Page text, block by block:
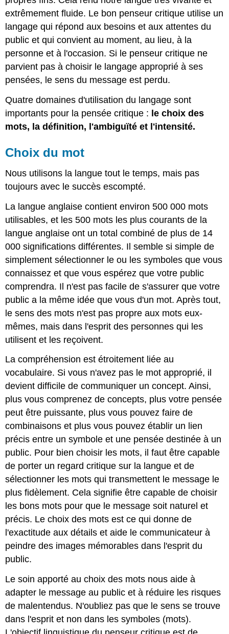
extrêmement fluide. Le bon penseur critique utilise un
langage qui répond aux besoins et aux attentes du
public et qui convient au moment, au lieu, à la
personne et à l'occasion. Si le penseur critique ne
parvient pas à choisir le langage approprié à ses
pensées, le sens du message est perdu.
Quatre domaines d'utilisation du langage sont
importants pour la pensée critique : le choix des
mots, la définition, l'ambiguïté et l'intensité.
Choix du mot
Nous utilisons la langue tout le temps, mais pas
toujours avec le succès escompté.
La langue anglaise contient environ 500 000 mots
utilisables, et les 500 mots les plus courants de la
langue anglaise ont un total combiné de plus de 14
000 significations différentes. Il semble si simple de
simplement sélectionner le ou les symboles que vous
connaissez et que vous espérez que votre public
comprendra. Il n'est pas facile de s'assurer que votre
public a la même idée que vous d'un mot. Après tout,
le sens des mots n'est pas propre aux mots eux-
mêmes, mais dans l'esprit des personnes qui les
utilisent et les reçoivent.
La compréhension est étroitement liée au
vocabulaire. Si vous n'avez pas le mot approprié, il
devient difficile de communiquer un concept. Ainsi,
plus vous comprenez de concepts, plus votre pensée
peut être puissante, plus vous pouvez faire de
combinaisons et plus vous pouvez établir un lien
précis entre un symbole et une pensée destinée à un
public. Pour bien choisir les mots, il faut être capable
de porter un regard critique sur la langue et de
sélectionner les mots qui transmettent le message le
plus fidèlement. Cela signifie être capable de choisir
les bons mots pour que le message soit naturel et
précis. Le choix des mots est ce qui donne de
l'exactitude aux détails et aide le communicateur à
peindre des images mémorables dans l'esprit du
public.
Le soin apporté au choix des mots nous aide à
adapter le message au public et à réduire les risques
de malentendus. N'oubliez pas que le sens se trouve
dans l'esprit et non dans les symboles (mots).